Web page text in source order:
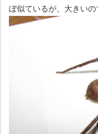
ぼ似ているが、大きいの